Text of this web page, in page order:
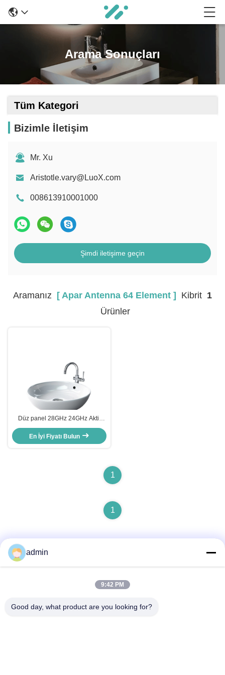
Arama Sonuçları
Tüm Kategori
Bizimle İletişim
Mr. Xu
Aristotle.vary@LuoX.com
008613910001000
Şimdi iletişime geçin
Aramanız [ Apar Antenna 64 Element ] Kibrit 1
Ürünler
Düz panel 28GHz 24GHz Aktif
Array Anten 64 Element Multi
Beam Dünya Kapsamı
Beamformer Yer İstasyonu
En İyi Fiyatı Bulun
1
1
admin
9:42 PM
Good day, what product are you looking for?